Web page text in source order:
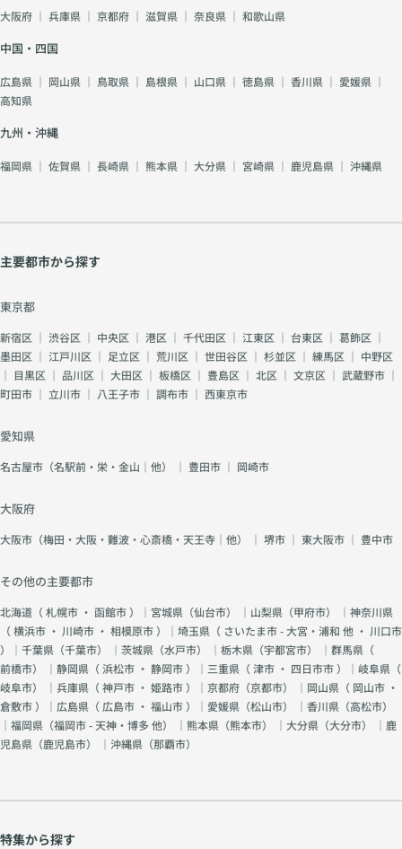
は無料カウンセリング
な婚活プランをご提案
デュースマリアージュ
mariage.com/（京
いの数より、“出会い
の質”を大切にしてい
ます。お一人おひとり
が心から笑顔になれる
大阪府 ｜ 兵庫県 ｜ 京都府 ｜ 滋賀県 ｜ 奈良県 ｜ 和歌山県
中国・四国
広島県 ｜ 岡山県 ｜ 鳥取県 ｜ 島根県 ｜ 山口県 ｜ 徳島県 ｜ 香川県 ｜ 愛媛県 ｜
高知県
九州・沖縄
福岡県 ｜ 佐賀県 ｜ 長崎県 ｜ 熊本県 ｜ 大分県 ｜ 宮崎県 ｜ 鹿児島県 ｜ 沖縄県
主要都市から探す
東京都
新宿区 ｜ 渋谷区 ｜ 中央区 ｜ 港区 ｜ 千代田区 ｜ 江東区 ｜ 台東区 ｜ 葛飾区 ｜
墨田区 ｜ 江戸川区 ｜ 足立区 ｜ 荒川区 ｜ 世田谷区 ｜ 杉並区 ｜ 練馬区 ｜ 中野区
｜ 目黒区 ｜ 品川区 ｜ 大田区 ｜ 板橋区 ｜ 豊島区 ｜ 北区 ｜ 文京区 ｜ 武蔵野市 ｜
町田市 ｜ 立川市 ｜ 八王子市 ｜ 調布市 ｜ 西東京市
愛知県
名古屋市（名駅前・栄・金山｜他） ｜ 豊田市 ｜ 岡崎市
大阪府
大阪市（梅田・大阪・難波・心斎橋・天王寺｜他） ｜ 堺市 ｜ 東大阪市 ｜ 豊中市
その他の主要都市
北海道（札幌市 ・ 函館市）｜宮城県（仙台市） ｜山梨県（甲府市） ｜神奈川県
（横浜市 ・ 川崎市 ・ 相模原市）｜埼玉県（ さいたま市 - 大宮・浦和 他 ・ 川口市
）｜千葉県（千葉市） ｜茨城県（水戸市） ｜栃木県（宇都宮市） ｜群馬県（
前橋市） ｜静岡県（浜松市 ・ 静岡市）｜三重県（津市 ・ 四日市市）｜岐阜県（
岐阜市） ｜兵庫県（神戸市 ・ 姫路市）｜京都府（京都市） ｜岡山県（ 岡山市 ・
倉敷市）｜広島県（ 広島市 ・ 福山市）｜愛媛県（松山市） ｜香川県（高松市）
｜福岡県（福岡市 - 天神・博多 他） ｜熊本県（熊本市） ｜大分県（大分市） ｜鹿
児島県（鹿児島市） ｜沖縄県（那覇市）
特集から探す